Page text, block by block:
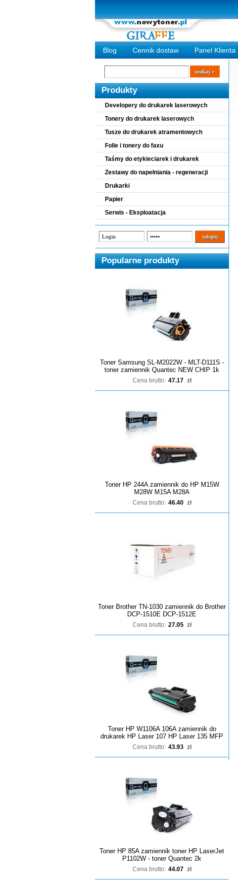
Blog Cennik dostaw Panel Klienta
Wyszukiwarka
szukaj
Produkty
Developery do drukarek laserowych
Tonery do drukarek laserowych
Tusze do drukarek atramentowych
Folie i tonery do faxu
Taśmy do etykieciarek i drukarek
Zestawy do napełniania - regeneracji
Drukarki
Papier
Serwis - Eksploatacja
Popularne produkty
Toner Samsung SL-M2022W - MLT-D111S -
toner zamiennik Quantec NEW CHIP 1k
Cena brutto: 47.17 zł
Toner HP 244A zamiennik do HP M15W
M28W M15A M28A
Cena brutto: 46.40 zł
Toner Brother TN-1030 zamiennik do Brother
DCP-1510E DCP-1512E
Cena brutto: 27.05 zł
Toner HP W1106A 106A zamiennik do
drukarek HP Laser 107 HP Laser 135 MFP
Cena brutto: 43.93 zł
Toner HP 85A zamiennik toner HP LaserJet
P1102W - toner Quantec 2k
Cena brutto: 44.07 zł